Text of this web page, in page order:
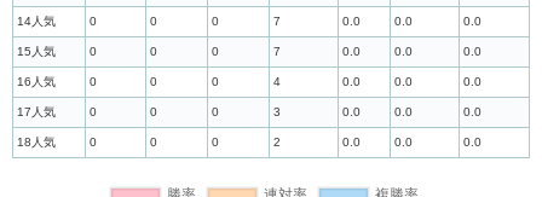
14人気 0 0 0 7 0.0 0.0 0.0
15人気 0 0 0 7 0.0 0.0 0.0
16人気 0 0 0 4 0.0 0.0 0.0
17人気 0 0 0 3 0.0 0.0 0.0
18人気 0 0 0 2 0.0 0.0 0.0